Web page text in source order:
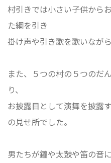
村引きでは小さい子供から
た綱を引き
掛け声や引き歌を歌いなが
また、５つの村の５つのだ
り、
お披露目として演舞を披露
の見せ所でした。
男たちが鐘や太鼓や笛の音